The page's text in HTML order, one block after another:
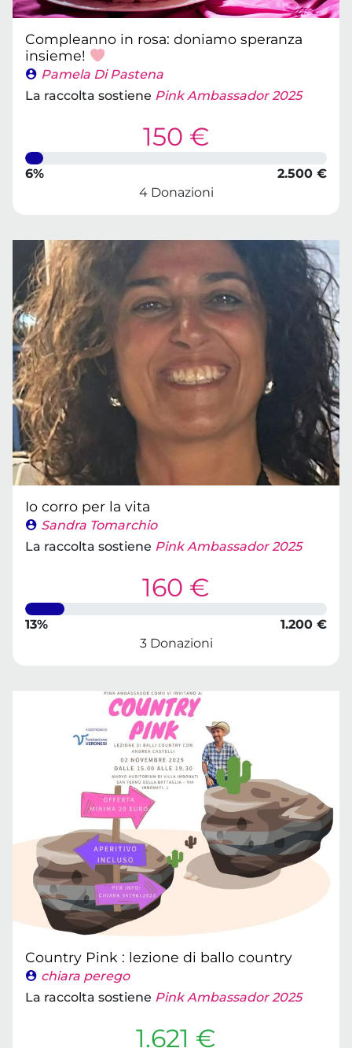
Compleanno in rosa: doniamo speranza
insieme!
Pamela Di Pastena
La raccolta sostiene Pink Ambassador 2025
150 €
6%
2.500 €
4 Donazioni
Io corro per la vita
Sandra Tomarchio
La raccolta sostiene Pink Ambassador 2025
160 €
13%
1.200 €
3 Donazioni
Country Pink : lezione di ballo country
chiara perego
La raccolta sostiene Pink Ambassador 2025
1.621 €